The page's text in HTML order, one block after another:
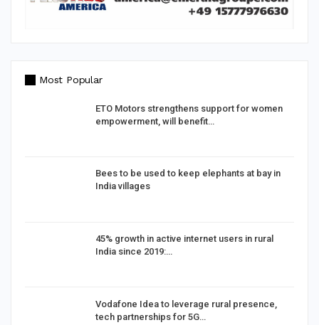
Most Popular
ETO Motors strengthens support for women
empowerment, will benefit…
Bees to be used to keep elephants at bay in
India villages
45% growth in active internet users in rural
India since 2019:…
Vodafone Idea to leverage rural presence,
tech partnerships for 5G…